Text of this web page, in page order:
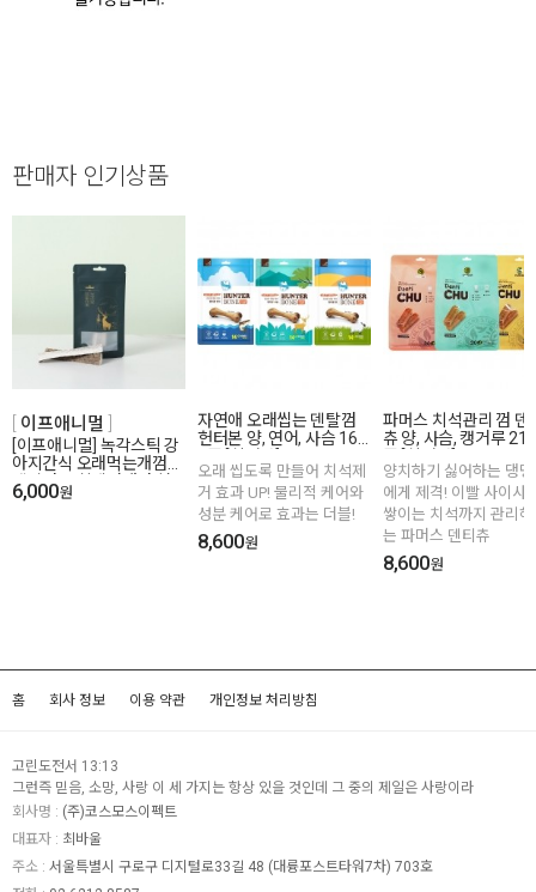
판매자 인기상품
이프애니멀
[이프애니멀] 녹각스틱 강
아지간식 오래먹는개껌
덴탈껌 구취제거개껌 천
연원료개껌 [최저가]
6,000원
자연애 오래씹는 덴탈껌
헌터본 양, 연어, 사슴 16p
오래 씹도록 만들어 치석제
거 효과 UP! 물리적 케어와
성분 케어로 효과는 더블!
8,600원
파머스 치석관리 껌 덴
츄 양, 사슴, 캥거루
양치하기 싫어하는 댕
에게 제격! 이빨 사이사
쌓이는 치석까지 관리
는 파머스 덴티츄
8,600원
홈 회사 정보 이용 약관 개인정보 처리방침
고린도전서 13:13
그런즉 믿음, 소망, 사랑 이 세 가지는 항상 있을 것인데 그 중의 제일은 사랑이라
회사명 : (주)코스모스이펙트
대표자 : 최바울
주소 : 서울특별시 구로구 디지털로33길 48 (대륭포스트타워7차) 703호